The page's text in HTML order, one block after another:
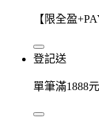
【限全盈
登記送
單筆滿1888